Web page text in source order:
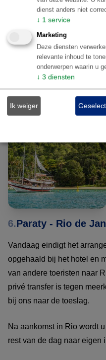
Paraty. Dit is een korte
verzamelpunt voor de
van andere toeristen, naar
voor de kust. De excursie
en is heel ontspannen. De
haventje, waarna u de rest
gelegenheid kunt besteden.
6.Paraty - Rio de
Vandaag eindigt het
opgehaald bij het hotel en
van andere toeristen naar
privé transfer is tegen
bij ons naar de toeslag.
Na aankomst in Rio wordt
rest van de dag naar eigen
dienst anders niet
↓ 1 service
Marketing
Deze diensten
relevante inhoud te
onderwerpen waarin u
↓ 3 diensten
Ik weiger